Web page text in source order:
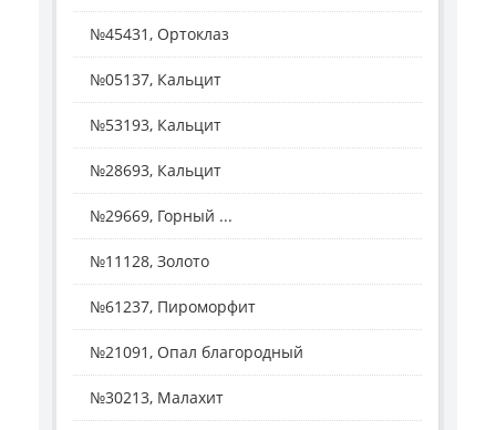
№45431, Ортоклаз
№05137, Кальцит
№53193, Кальцит
№28693, Кальцит
№29669, Горный ...
№11128, Золото
№61237, Пироморфит
№21091, Опал благородный
№30213, Малахит